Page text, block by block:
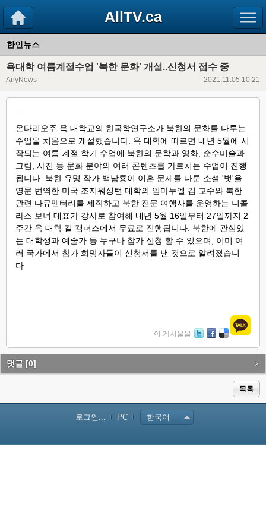
AllTV.ca
한인뉴스
욕대학 여름계절수업 '북한 문화' 개설..신청서 접수 중
AnyNews 2021.11.05 10:21
온타리오주 욕 대학교의 한국학연구소가 북한의 문화를 다루는
수업을 처음으로 개설했습니다. 욕 대학에 따르면 내년 5월에 시
작되는 여름 계절 학기 수업에 북한의 문학과 영화, 순수미술과
그림, 사진 등 문화 분야의 여러 콘텐츠를 가르치는 수업이 진행
됩니다. 북한 유명 작가 백남룡이 이혼 문제를 다룬 소설 '벗'을
영문 번역한 미국 조지워싱턴 대학의 임마누엘 김 교수와 북한
관련 다큐멘터리를 제작하고 북한 전문 여행사를 운영하는 니콜
라스 보너 대표가 강사로 참여해 내년 5월 16일부터 27일까지 2
주간 욕 대학 킬 캠퍼스에서 무료로 진행됩니다. 북한에 관심있
는 대학생과 예술가 등 누구나 참가 신청 할 수 있으며, 이미 여
러 국가에서 참가 희망자들이 신청서를 낸 것으로 알려졌습니
다.
이 게시물을
itte ce lici
댓글 [0]
목록
로그인... PC 한국어